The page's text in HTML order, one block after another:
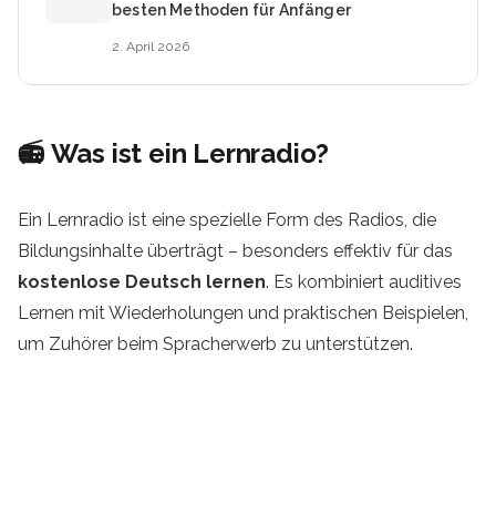
📻 Was ist ein Lernradio?
Ein Lernradio ist eine spezielle Form des Radios, die
Bildungsinhalte überträgt – besonders effektiv für das
kostenlose Deutsch lernen. Es kombiniert auditives
Lernen mit Wiederholungen und praktischen Beispielen,
um Zuhörer beim Spracherwerb zu unterstützen.
besten Methoden für Anfänger
2. April 2026